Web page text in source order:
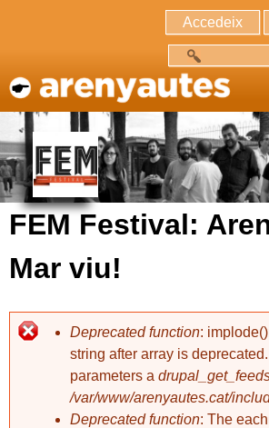
Accedeix
FEM Festival:
Mar viu!
Deprecated function:
string after array is
parameters a
/var/www/arenyautes.cat/
Deprecated function: The